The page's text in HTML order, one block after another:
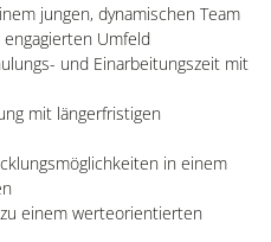
jungen, dynamischen Team
Umfeld
und Einarbeitungszeit mit
mit längerfristigen
in einem
einem werteorientierten